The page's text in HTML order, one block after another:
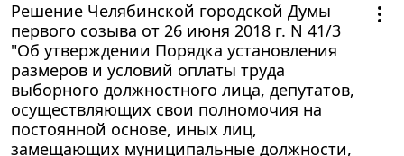
Решение Челябинской городской Думы
первого созыва от 26 июня 2018 г. N 41/3
"Об утверждении Порядка установления
размеров и условий оплаты труда
выборного должностного лица, депутатов,
осуществляющих свои полномочия на
постоянной основе, иных лиц,
замещающих муниципальные должности,